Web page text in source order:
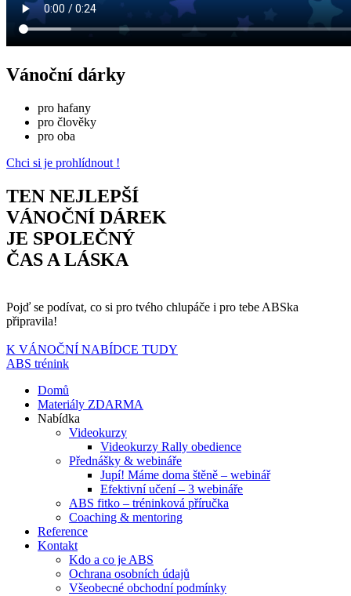
Vánoční dárky
pro hafany
pro člověky
pro oba
Chci si je prohlídnout !
TEN NEJLEPŠÍ
VÁNOČNÍ DÁREK
JE SPOLEČNÝ
ČAS A LÁSKA
Pojď se podívat, co si pro tvého chlupáče i pro tebe ABSka
připravila!
K VÁNOČNÍ NABÍDCE TUDY
ABS trénink
Domů
Materiály ZDARMA
Nabídka
Videokurzy
Videokurzy Rally obedience
Přednášky & webináře
Jupí! Máme doma štěně – webinář
Efektivní učení – 3 webináře
ABS fitko – tréninková příručka
Coaching & mentoring
Reference
Kontakt
Kdo a co je ABS
Ochrana osobních údajů
Všeobecné obchodní podmínky